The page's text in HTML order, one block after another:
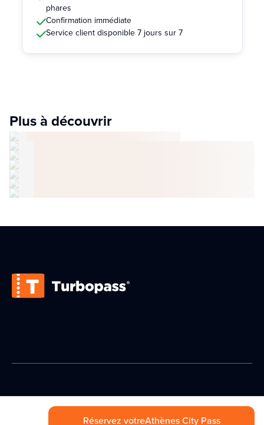
phares
Confirmation immédiate
Service client disponible 7 jours sur 7
Plus à découvrir
Réservez votreAthènes City Pass